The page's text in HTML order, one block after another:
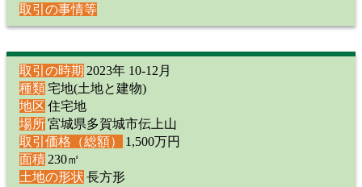
取引の事情等
取引の時期 2023年 10-12月
種類 宅地(土地と建物)
地区 住宅地
場所宮城県多賀城市伝上山
取引価格（総額）
1,500万円
面積230㎡
土地の形状 長方形